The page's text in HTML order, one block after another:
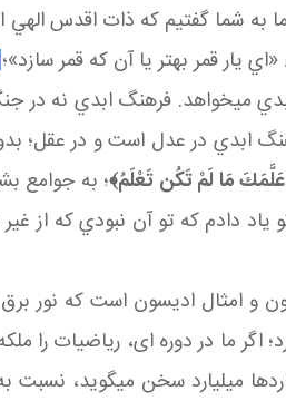
به شما گفتيم که ذات اقدس
يار قمر بهتر يا آن که قمر سازد»؛
مي خواهد. فرهنگ ابدي نه در
ابدي در عدل است و در عقل؛
مَا لَمْ تَكُن تَعْلَمُ﴾؛ به جوامع
ياد دادم که تو آن نبودي که از
و امثال اديسون است که نور
اگر ما در دوره ای، رياضيات
ميليارد سخن مي